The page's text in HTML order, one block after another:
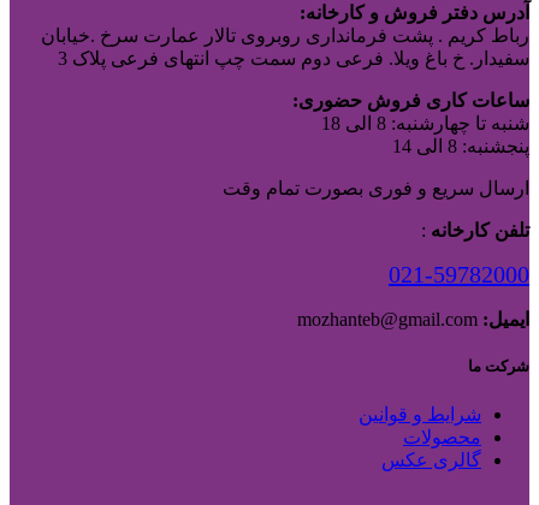
آدرس دفتر فروش و کارخانه:
رباط کریم . پشت فرمانداری روبروی تالار عمارت سرخ .خیابان
سفیدار. خ باغ ویلا. فرعی دوم سمت چپ انتهای فرعی پلاک 3
ساعات کاری فروش حضوری:
شنبه تا چهارشنبه: 8 الی 18
پنجشنبه: 8 الی 14
ارسال سریع و فوری بصورت تمام وقت
تلفن کارخانه :
021-59782000
ایمیل:
شرکت ما
شرایط و قوانین
محصولات
گالری عکس